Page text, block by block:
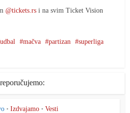
@tickets.rs i na svim Ticket Vision
mačva partizan
superliga
• Izdvajamo • Vesti